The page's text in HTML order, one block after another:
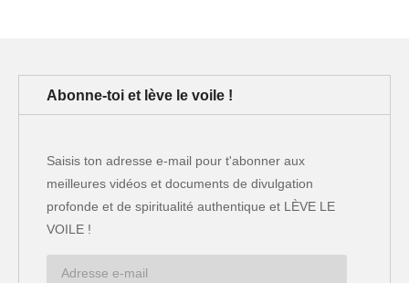
Abonne-toi et lève le voile !
Saisis ton adresse e-mail pour t'abonner aux
meilleures vidéos et documents de divulgation
profonde et de spiritualité authentique et LÈVE LE
VOILE !